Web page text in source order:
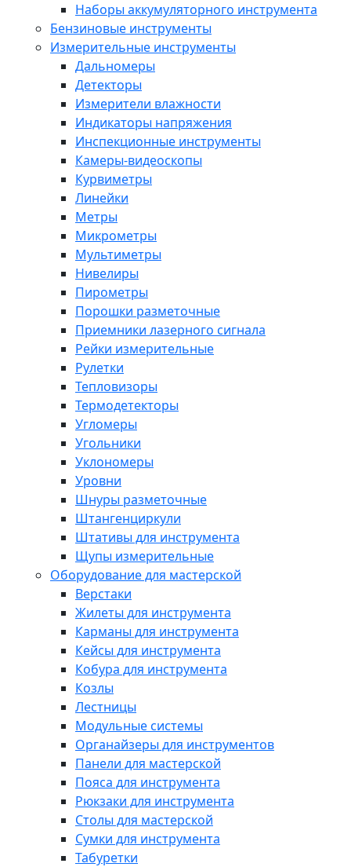
Наборы аккумуляторного инструмента
Бензиновые инструменты
Измерительные инструменты
Дальномеры
Детекторы
Измерители влажности
Индикаторы напряжения
Инспекционные инструменты
Камеры-видеоскопы
Курвиметры
Линейки
Метры
Микрометры
Мультиметры
Нивелиры
Пирометры
Порошки разметочные
Приемники лазерного сигнала
Рейки измерительные
Рулетки
Тепловизоры
Термодетекторы
Угломеры
Угольники
Уклономеры
Уровни
Шнуры разметочные
Штангенциркули
Штативы для инструмента
Щупы измерительные
Оборудование для мастерской
Верстаки
Жилеты для инструмента
Карманы для инструмента
Кейсы для инструмента
Кобура для инструмента
Козлы
Лестницы
Модульные системы
Органайзеры для инструментов
Панели для мастерской
Пояса для инструмента
Рюкзаки для инструмента
Столы для мастерской
Сумки для инструмента
Табуретки